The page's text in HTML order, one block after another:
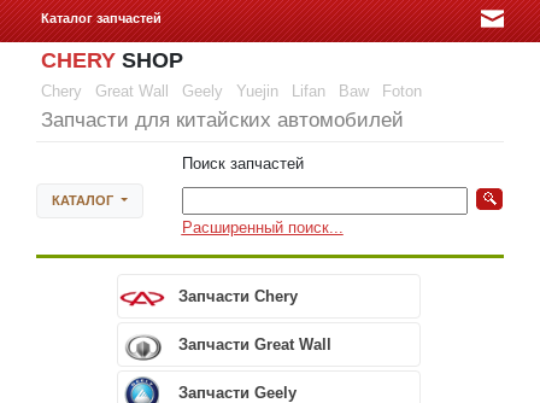
Каталог запчастей
CHERY SHOP
Chery Great Wall Geely Yuejin Lifan Baw Foton
Запчасти для китайских автомобилей
КАТАЛОГ
Поиск запчастей
Расширенный поиск...
Запчасти Chery
Запчасти Great Wall
Запчасти Geely